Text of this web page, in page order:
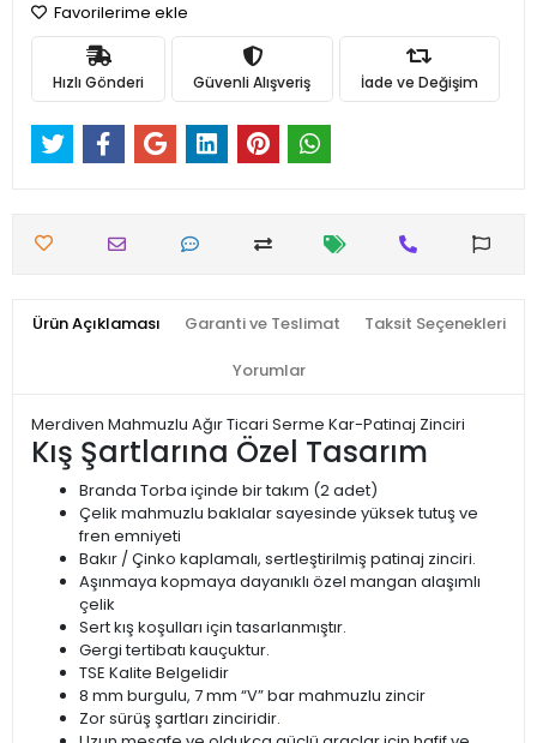
Favorilerime ekle
Hızlı Gönderi Güvenli Alışveriş İade ve Değişim
Ürün Açıklaması Garanti ve Teslimat Taksit Seçenekleri
Yorumlar
Merdiven Mahmuzlu Ağır Ticari Serme Kar-Patinaj Zinciri
Kış Şartlarına Özel Tasarım
Branda Torba içinde bir takım (2 adet)
Çelik mahmuzlu baklalar sayesinde yüksek tutuş ve
fren emniyeti
Bakır / Çinko kaplamalı, sertleştirilmiş patinaj zinciri.
Aşınmaya kopmaya dayanıklı özel mangan alaşımlı
çelik
Sert kış koşulları için tasarlanmıştır.
Gergi tertibatı kauçuktur.
TSE Kalite Belgelidir
8 mm burgulu, 7 mm “V” bar mahmuzlu zincir
Zor sürüş şartları zinciridir.